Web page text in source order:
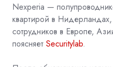
Nexperia —
квартирой в
сотрудников в Европе,
поясняет Securitylab.